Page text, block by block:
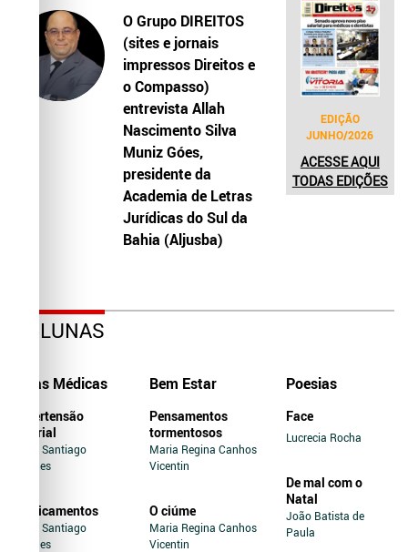
O Grupo DIREITOS
(sites e jornais
impressos Direitos e
o Compasso)
entrevista Allah
Nascimento Silva
Muniz Góes,
presidente da
Academia de Letras
Jurídicas do Sul da
Bahia (Aljusba)
EDIÇÃO
JUNHO/2026
ACESSE AQUI
TODAS EDIÇÕES
COLUNAS
Dicas Médicas
Hipertensão
Arterial
Jairo Santiago
Novaes
Medicamentos
Jairo Santiago
Novaes
Bem Estar
Pensamentos
tormentosos
Maria Regina Canhos
Vicentin
O ciúme
Maria Regina Canhos
Vicentin
Poesias
Face
Lucrecia Rocha
De mal com o
Natal
João Batista de
Paula